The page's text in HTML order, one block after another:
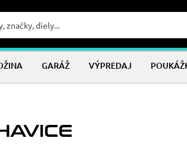
GARÁŽ VÝPREDAJ